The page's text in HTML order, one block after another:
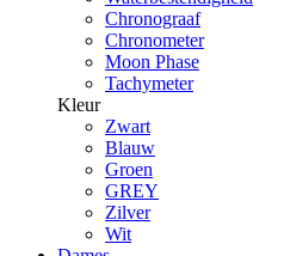
Chronograaf
Chronometer
Moon Phase
Tachymeter
Kleur
Zwart
Blauw
Groen
GREY
Zilver
Wit